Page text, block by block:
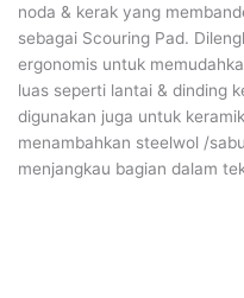
noda & kerak yang
sebagai Scouring Pad.
ergonomis untuk
luas seperti lantai & dinding
digunakan juga untuk
menambahkan steelwol /
menjangkau bagian dalam